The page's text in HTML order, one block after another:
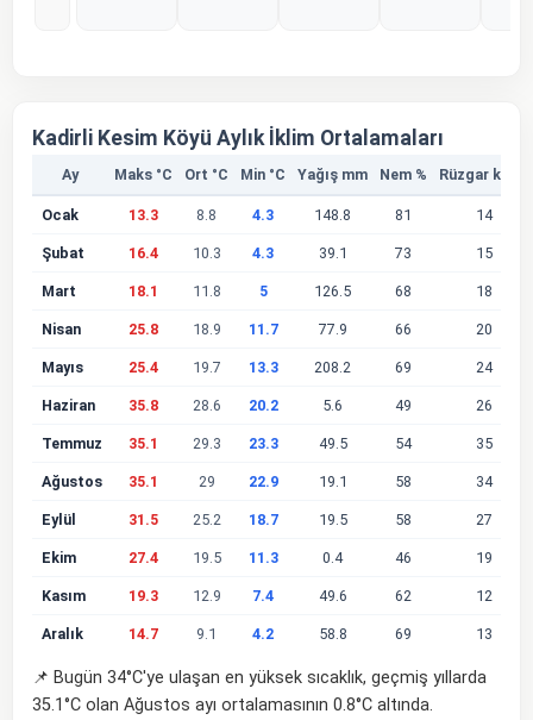
Kadirli Kesim Köyü Aylık İklim Ortalamaları
Ay Maks °C Ort °C Min °C Yağış mm Nem % Rüzgar km/s
Ocak 13.3 8.8 4.3 148.8 81 14
Şubat 16.4 10.3 4.3 39.1 73 15
Mart 18.1 11.8 5 126.5 68 18
Nisan 25.8 18.9 11.7 77.9 66 20
Mayıs 25.4 19.7 13.3 208.2 69 24
Haziran 35.8 28.6 20.2 5.6 49 26
Temmuz 35.1 29.3 23.3 49.5 54 35
Ağustos 35.1 29 22.9 19.1 58 34
Eylül 31.5 25.2 18.7 19.5 58 27
Ekim 27.4 19.5 11.3 0.4 46 19
Kasım 19.3 12.9 7.4 49.6 62 12
Aralık 14.7 9.1 4.2 58.8 69 13
📌 Bugün 34°C'ye ulaşan en yüksek sıcaklık, geçmiş yıllarda
35.1°C olan Ağustos ayı ortalamasının 0.8°C altında.